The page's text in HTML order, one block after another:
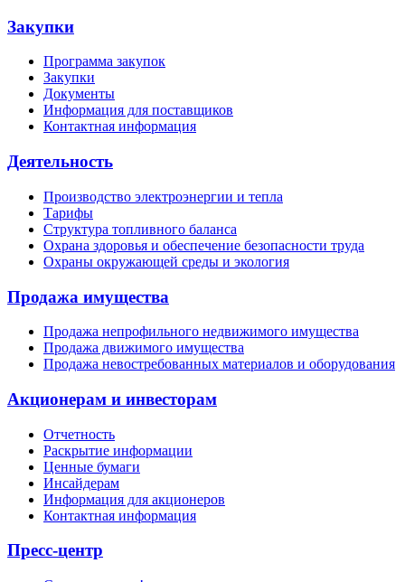
Закупки
Программа закупок
Закупки
Документы
Информация для поставщиков
Контактная информация
Деятельность
Производство электроэнергии и тепла
Тарифы
Структура топливного баланса
Охрана здоровья и обеспечение безопасности труда
Охраны окружающей среды и экология
Продажа имущества
Продажа непрофильного недвижимого имущества
Продажа движимого имущества
Продажа невостребованных материалов и оборудования
Акционерам и инвесторам
Отчетность
Раскрытие информации
Ценные бумаги
Инсайдерам
Информация для акционеров
Контактная информация
Пресс-центр